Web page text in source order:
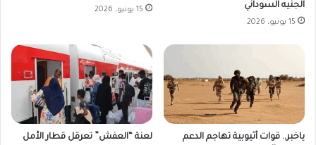
الجنيه السوداني
15 يونيو، 2026
15 يونيو، 2026
ياخبر.. قوات أثيوبية تهاجم الدعم
لعنة “العفش” تعرقل قطار الأمل